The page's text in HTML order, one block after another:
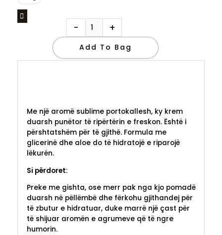
- +
Add To Bag
Me një aromë sublime portokallesh, ky krem
duarsh punëtor të ripërtërin e freskon. Është i
përshtatshëm për të gjithë. Formula me
glicerinë dhe aloe do të hidratojë e riparojë
lëkurën.
Si përdoret:
Preke me gishta, ose merr pak nga kjo pomadë
duarsh në pëllëmbë dhe fërkohu gjithandej për
të zbutur e hidratuar, duke marrë një çast për
të shijuar aromën e agrumeve që të ngre
humorin.